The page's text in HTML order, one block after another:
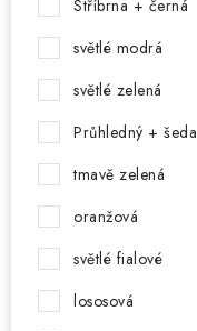
Stříbrna + černá
světlé modrá
světlé zelená
Průhledný + šeda
tmavě zelená
oranžová
světlé fialové
lososová